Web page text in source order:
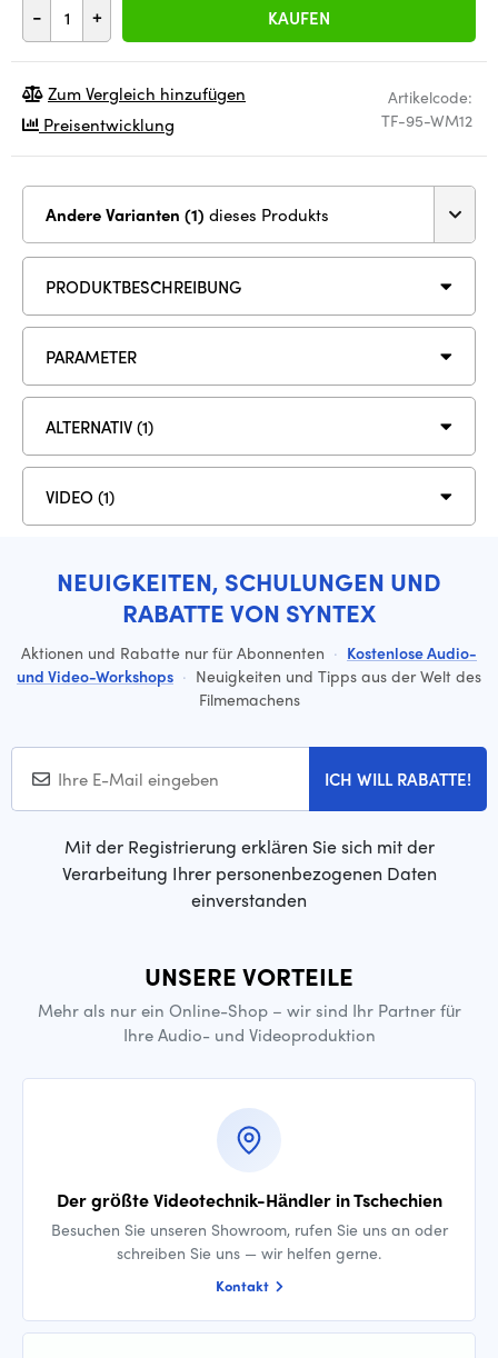
- + KAUFEN
Artikelcode:
TF-95-WM12
Zum Vergleich hinzufügen
Preisentwicklung
Andere Varianten (1) dieses Produkts
PRODUKTBESCHREIBUNG
PARAMETER
ALTERNATIV (1)
VIDEO (1)
NEUIGKEITEN, SCHULUNGEN UND
RABATTE VON SYNTEX
Aktionen und Rabatte nur für Abonnenten · Kostenlose Audio-
und Video-Workshops · Neuigkeiten und Tipps aus der Welt des
Filmemachens
ICH WILL RABATTE!
Mit der Registrierung erklären Sie sich mit der
Verarbeitung Ihrer personenbezogenen Daten
einverstanden
UNSERE VORTEILE
Mehr als nur ein Online-Shop – wir sind Ihr Partner für
Ihre Audio- und Videoproduktion
Der größte Videotechnik-Händler in Tschechien
Besuchen Sie unseren Showroom, rufen Sie uns an oder
schreiben Sie uns — wir helfen gerne.
Kontakt